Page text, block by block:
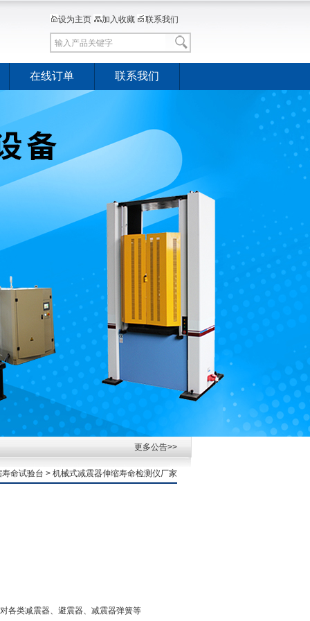
设为主页 加入收藏 联系我们
在线订单 联系我们
更多公告>>
寿命试验台 > 机械式减震器伸缩寿命检测仪厂家
各类减震器、避震器、减震器弹簧等